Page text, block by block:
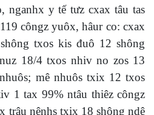
nganhx y tế tưz cxax tâu tas
côngz yuôx, hâur co: cxax
txos kis đuô 12 shông
18/4 txos nhiv no zos 13
mê nhuôs txix 12 txos
1 tax 99% ntâu thiêz côngz
trâu nênhs txix 18 shông ndê